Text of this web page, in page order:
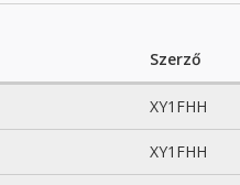
Szerző
XY1FHH
XY1FHH